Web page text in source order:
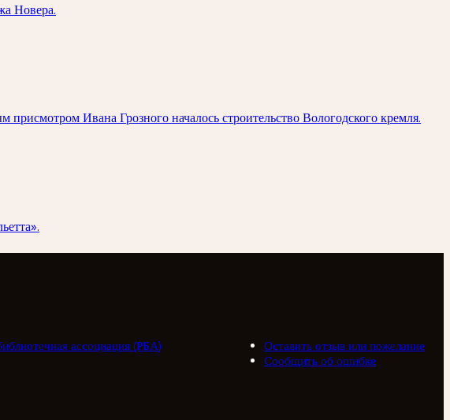
Новера.
Ивана Грозного началось строительство Вологодского кремля.
ассоциация (РБА)
Оставить отзыв или пожелание
Сообщить об ошибке